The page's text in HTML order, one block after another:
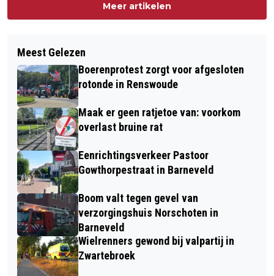
Meer artikelen
Meest Gelezen
Boerenprotest zorgt voor afgesloten
rotonde in Renswoude
Maak er geen ratjetoe van: voorkom
overlast bruine rat
Eenrichtingsverkeer Pastoor
Gowthorpestraat in Barneveld
Boom valt tegen gevel van
verzorgingshuis Norschoten in
Barneveld
Wielrenners gewond bij valpartij in
Zwartebroek